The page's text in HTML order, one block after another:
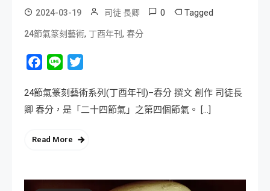
2024-03-19 司徒 長卿 0 Tagged
24節氣篆刻藝術, 丁酉年刊 , 春分
Facebook
Line
24節氣篆刻藝術系列(丁酉年刊)–春分 撰文 創作 司徒長
卿 春分，是「二十四節氣」之第四個節氣。 […]
Read More